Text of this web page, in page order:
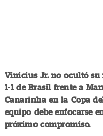
Vinicius Jr. no ocultó
1-1 de Brasil frente a
Canarinha en la Copa
equipo debe enfocarse
próximo compromiso.